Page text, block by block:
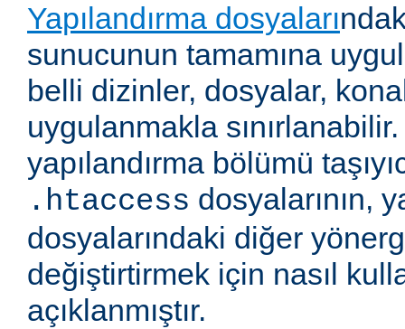
Yapılandırma dosyaları
sunucunun tamamına
belli dizinler, dosyalar,
uygulanmakla
yapılandırma bölümü
.htaccess dosyalarının,
dosyalarındaki diğer
değiştirtirmek için nasıl
açıklanmıştır.